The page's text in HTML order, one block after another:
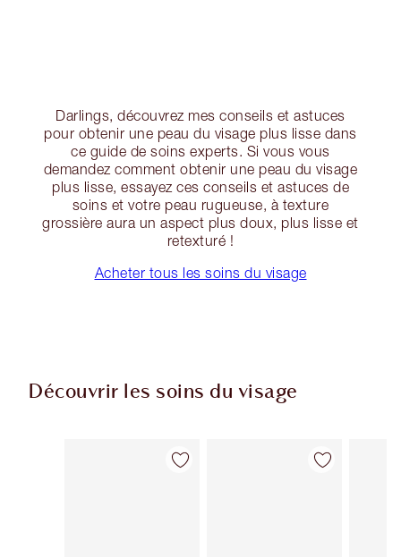
Darlings, découvrez mes conseils et astuces
pour obtenir une peau du visage plus lisse dans
ce guide de soins experts. Si vous vous
demandez comment obtenir une peau du visage
plus lisse, essayez ces conseils et astuces de
soins et votre peau rugueuse, à texture
grossière aura un aspect plus doux, plus lisse et
retexturé !
Acheter tous les soins du visage
Découvrir les soins du visage
Article 1 sur 114 Article 2 sur 114